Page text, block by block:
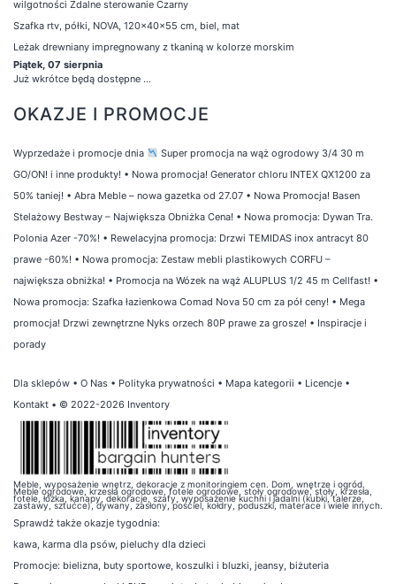
wilgotności Zdalne sterowanie Czarny
Szafka rtv, półki, NOVA, 120x40x55 cm, biel, mat
Leżak drewniany impregnowany z tkaniną w kolorze morskim
Piątek, 07 sierpnia
Już wkrótce będą dostępne ...
OKAZJE I PROMOCJE
Wyprzedaże i promocje dnia
Super promocja na wąż ogrodowy 3/4 30 m
GO/ON! i inne produkty! • Nowa promocja! Generator chloru INTEX QX1200 za
50% taniej! • Abra Meble – nowa gazetka od 27.07 • Nowa Promocja! Basen
Stelażowy Bestway – Największa Obniżka Cena! • Nowa promocja: Dywan Tra.
Polonia Azer -70%! • Rewelacyjna promocja: Drzwi TEMIDAS inox antracyt 80
prawe -60%! • Nowa promocja: Zestaw mebli plastikowych CORFU –
największa obniżka! • Promocja na Wózek na wąż ALUPLUS 1/2 45 m Cellfast! •
Nowa promocja: Szafka łazienkowa Comad Nova 50 cm za pół ceny! • Mega
promocja! Drzwi zewnętrzne Nyks orzech 80P prawe za grosze! • Inspiracje i
porady
Dla sklepów • O Nas • Polityka prywatności • Mapa kategorii • Licencje •
Kontakt • © 2022-2026 Inventory
Meble, wyposażenie wnętrz, dekoracje z monitoringiem cen. Dom, wnętrze i ogród.
Meble ogrodowe, krzesła ogrodowe, fotele ogrodowe, stoły ogrodowe, stoły, krzesła,
fotele, łóżka, kanapy, dekoracje, szafy, wyposażenie kuchni i jadalni (kubki, talerze,
zastawy, sztućce), dywany, zasłony, pościel, kołdry, poduszki, materace i wiele innych.
Sprawdź także okazje tygodnia:
kawa, karma dla psów, pieluchy dla dzieci
Promocje: bielizna, buty sportowe, koszulki i bluzki, jeansy, biżuteria